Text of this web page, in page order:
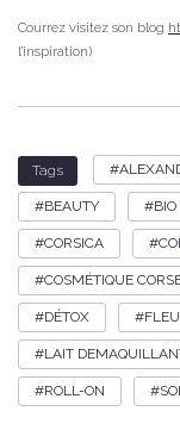
Courrez visitez son blog
l’inspiration)
Tags
BEAUTY BIO
CORSICA
COSMÉTIQUE
DÉTOX
LAIT
ROLL-ON